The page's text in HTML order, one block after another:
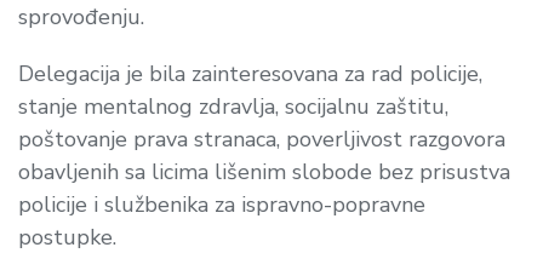
sprovođenju.
Delegacija je bila zainteresovana za rad policije,
stanje mentalnog zdravlja, socijalnu zaštitu,
poštovanje prava stranaca, poverljivost razgovora
obavljenih sa licima lišenim slobode bez prisustva
policije i službenika za ispravno-popravne
postupke.